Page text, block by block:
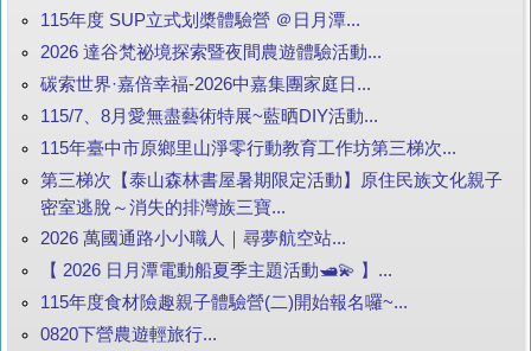
115年度 SUP立式划槳體驗營 ＠日月潭...
2026 達谷梵祕境探索暨夜間農遊體驗活動...
碳索世界·嘉倍幸福-2026中嘉集團家庭日...
115/7、8月愛無盡藝術特展~藍晒DIY活動...
115年臺中市原鄉里山淨零行動教育工作坊第三梯次...
第三梯次【泰山森林書屋暑期限定活動】原住民族文化親子
密室逃脫～消失的排灣族三寶...
2026 萬國通路小小職人｜尋夢航空站...
【 2026 日月潭電動船夏季主題活動🛥️💫 】...
115年度食材險趣親子體驗營(二)開始報名囉~...
0820下營農遊輕旅行...